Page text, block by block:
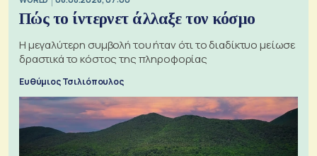
Πώς το ίντερνετ άλλαξε τον κόσμο
Η μεγαλύτερη συμβολή του ήταν ότι το διαδίκτυο μείωσε
δραστικά το κόστος της πληροφορίας
Ευθύμιος Τσιλιόπουλος